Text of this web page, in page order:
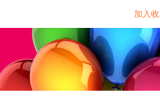
加入